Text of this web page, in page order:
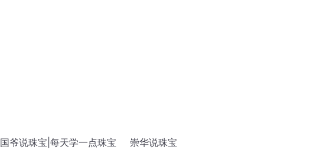
国爷说珠宝|每天学一点珠宝
崇华说珠宝